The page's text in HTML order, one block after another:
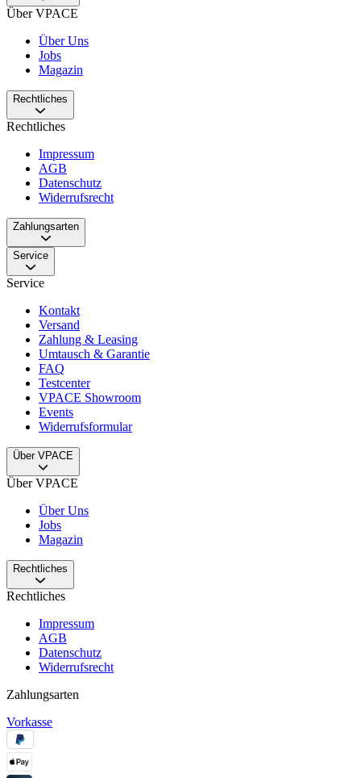
Über VPACE
Über Uns
Jobs
Magazin
Rechtliches
Rechtliches
Impressum
AGB
Datenschutz
Widerrufsrecht
Zahlungsarten
Service
Service
Kontakt
Versand
Zahlung & Leasing
Umtausch & Garantie
FAQ
Testcenter
VPACE Showroom
Events
Widerrufsformular
Über VPACE
Über VPACE
Über Uns
Jobs
Magazin
Rechtliches
Rechtliches
Impressum
AGB
Datenschutz
Widerrufsrecht
Zahlungsarten
Vorkasse